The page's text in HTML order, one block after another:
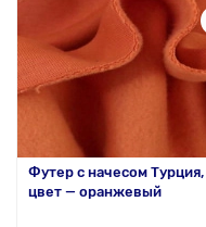
Футер с начесом Турция,
цвет — оранжевый